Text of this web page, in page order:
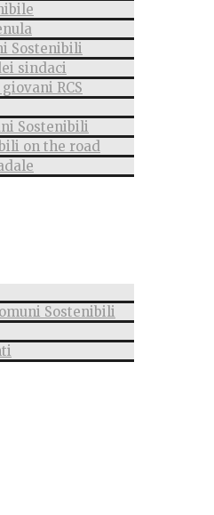
Sostenibili
sindaci
RCS
Sostenibili
on the road
Sostenibili